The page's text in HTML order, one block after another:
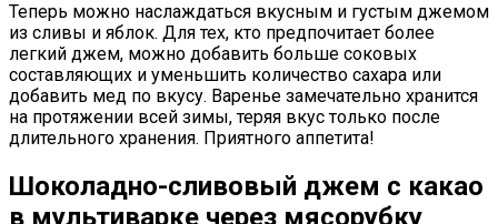
Теперь можно наслаждаться вкусным и густым джемом
из сливы и яблок. Для тех, кто предпочитает более
легкий джем, можно добавить больше соковых
составляющих и уменьшить количество сахара или
добавить мед по вкусу. Варенье замечательно хранится
на протяжении всей зимы, теряя вкус только после
длительного хранения. Приятного аппетита!
Шоколадно-сливовый джем с какао
в мультиварке через мясорубку